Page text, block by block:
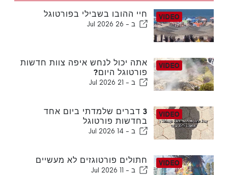
חיי ההובו בשבילי בפורטוגל
ב - 26 Jul 2026
אתה יכול לנחש איפה צוות חדשות
פורטוגל היום?
ב - 21 Jul 2026
3 דברים שלמדתי ביום אחד
בחדשות פורטוגל
ב - 14 Jul 2026
חתולים פורטוגזים לא מעשיים
ב - 11 Jul 2026